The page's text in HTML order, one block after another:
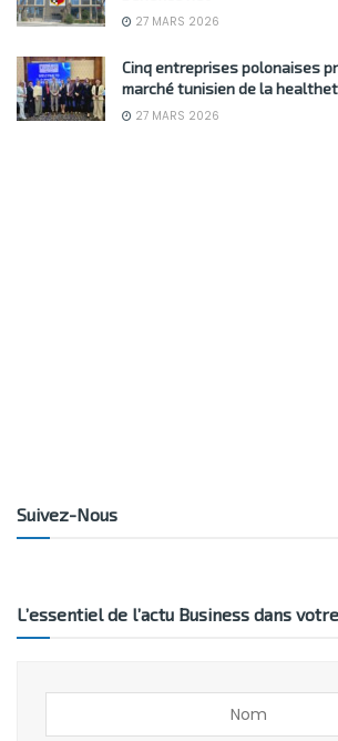
27 MARS 2026
Cinq entreprises polonaises
marché tunisien de la
27 MARS 2026
Suivez-Nous
L’essentiel de l’actu Business dans